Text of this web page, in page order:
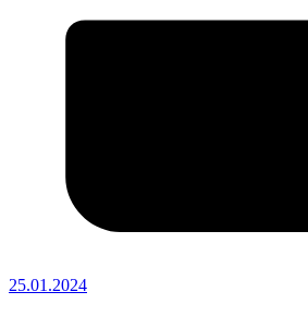
25.01.2024